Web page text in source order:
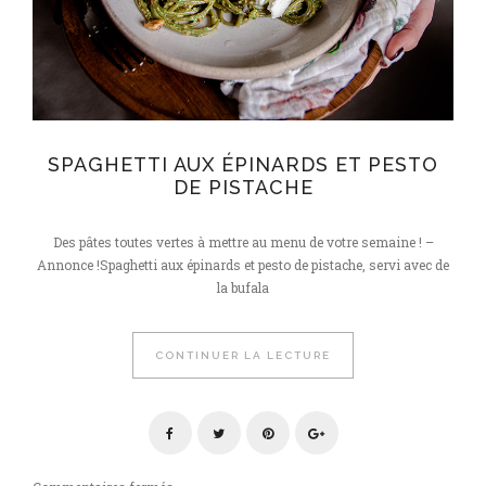
SPAGHETTI AUX ÉPINARDS ET PESTO
DE PISTACHE
Des pâtes toutes vertes à mettre au menu de votre semaine ! –
Annonce !Spaghetti aux épinards et pesto de pistache, servi avec de
la bufala
CONTINUER LA LECTURE